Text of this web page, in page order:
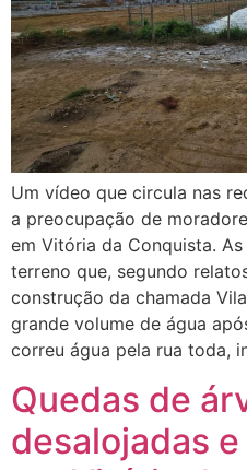
Um vídeo que circula nas
a preocupação de
em Vitória da Conquista.
terreno que, segundo
construção da chamada
grande volume de água
correu água pela rua toda,
Quedas de
desalojadas